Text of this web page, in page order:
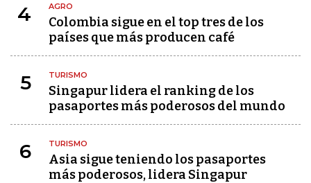
4 AGRO
Colombia sigue en el top tres de los
países que más producen café
5 TURISMO
Singapur lidera el ranking de los
pasaportes más poderosos del mundo
6 TURISMO
Asia sigue teniendo los pasaportes
más poderosos, lidera Singapur